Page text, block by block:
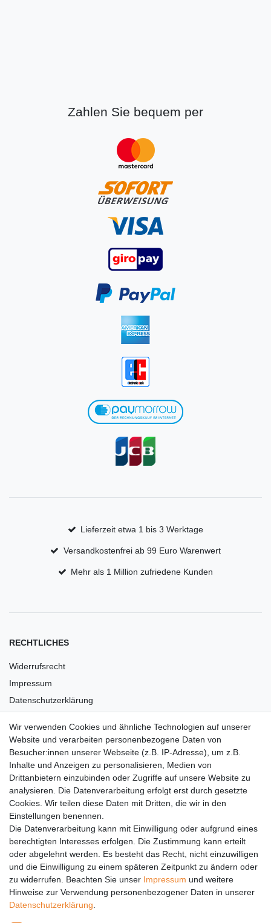
Zahlen Sie bequem per
Lieferzeit etwa 1 bis 3 Werktage
Versandkostenfrei ab 99 Euro Warenwert
Mehr als 1 Million zufriedene Kunden
RECHTLICHES
Widerrufsrecht
Impressum
Datenschutzerklärung
Barrierefreiheit
Anleitungen
Vertrag widerrufen
PARTNER
DHL
GLS
PaketPLUS
SPONSORING
Wir verwenden Cookies und ähnliche Technologien auf unserer
Website und verarbeiten personenbezogene Daten von
Besucher:innen unserer Webseite (z.B. IP-Adresse), um z.B.
Inhalte und Anzeigen zu personalisieren, Medien von
Drittanbietern einzubinden oder Zugriffe auf unsere Website zu
analysieren. Die Datenverarbeitung erfolgt erst durch gesetzte
Cookies. Wir teilen diese Daten mit Dritten, die wir in den
Einstellungen benennen.
Die Datenverarbeitung kann mit Einwilligung oder aufgrund eines
berechtigten Interesses erfolgen. Die Zustimmung kann erteilt
oder abgelehnt werden. Es besteht das Recht, nicht einzuwilligen
und die Einwilligung zu einem späteren Zeitpunkt zu ändern oder
zu widerrufen. Beachten Sie unser Impressum und weitere
Hinweise zur Verwendung personenbezogener Daten in unserer
Daten­schutz­erklärung